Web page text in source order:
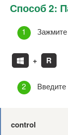
Способ 2:
+ R
control